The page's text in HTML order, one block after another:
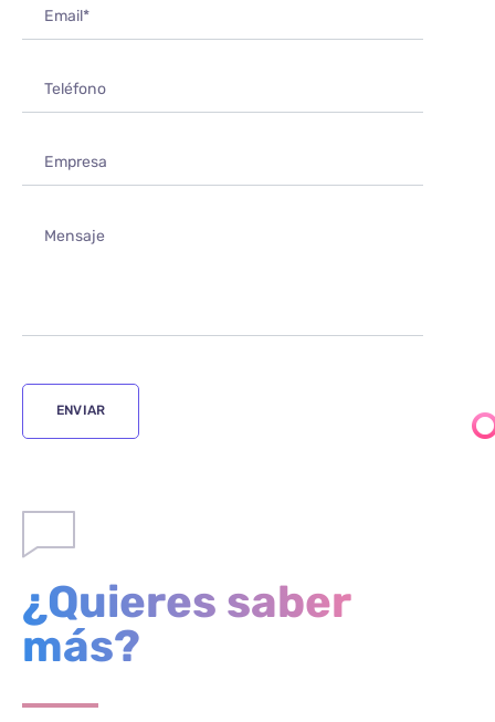
¿Quieres saber
más?